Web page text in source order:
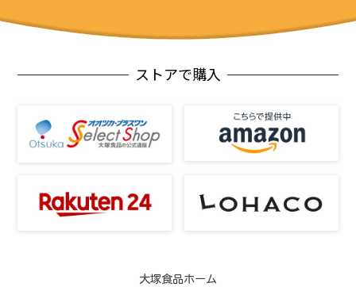
ストアで購入
大塚食品ホーム